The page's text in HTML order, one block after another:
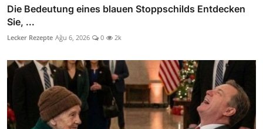
Die Bedeutung eines blauen Stoppschilds Entdecken
Sie, ...
Lecker Rezepte Ağu 6, 2026 0 2k